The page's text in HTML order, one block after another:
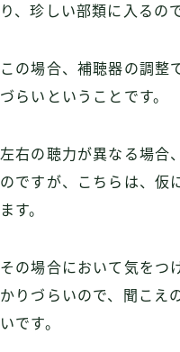
り、珍しい部類に入るの
この場合、補聴器の調整
づらいということです。
左右の聴力が異なる場合
のですが、こちらは、仮
ます。
その場合において気をつ
かりづらいので、聞こえ
いです。